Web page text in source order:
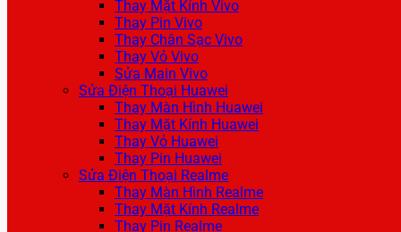
Thay Mặt Kính Vivo
Thay Pin Vivo
Thay Chân Sạc Vivo
Thay Vỏ Vivo
Sửa Main Vivo
Sửa Điện Thoại Huawei
Thay Màn Hình Huawei
Thay Mặt Kính Huawei
Thay Vỏ Huawei
Thay Pin Huawei
Sửa Điện Thoại Realme
Thay Màn Hình Realme
Thay Mặt Kính Realme
Thay Pin Realme